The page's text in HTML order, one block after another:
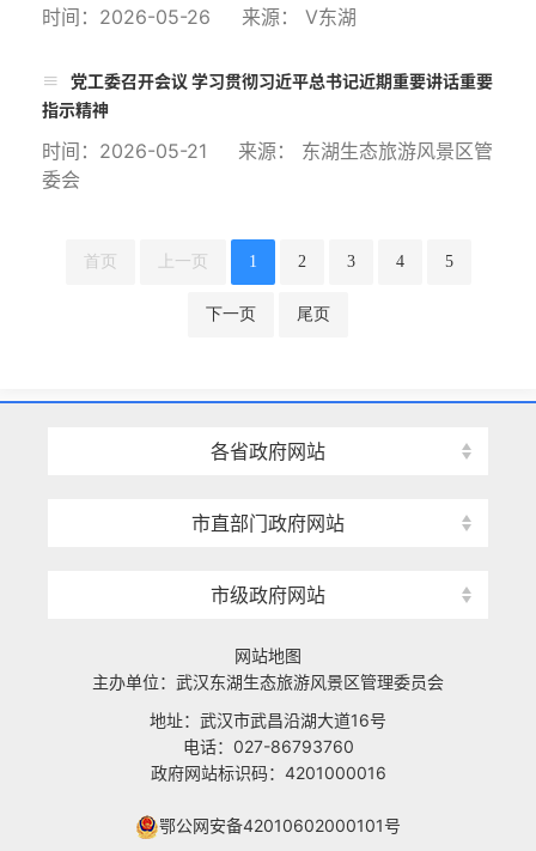
时间：2026-05-26 来源： V东湖
党工委召开会议 学习贯彻习近平总书记近期重要讲话重要
指示精神
时间：2026-05-21 来源： 东湖生态旅游风景区管
委会
首页 上一页 1 2 3 4 5
下一页 尾页
各省政府网站
市直部门政府网站
市级政府网站
网站地图
主办单位：武汉东湖生态旅游风景区管理委员会
地址：武汉市武昌沿湖大道16号
电话：027-86793760
政府网站标识码：4201000016
鄂公网安备42010602000101号